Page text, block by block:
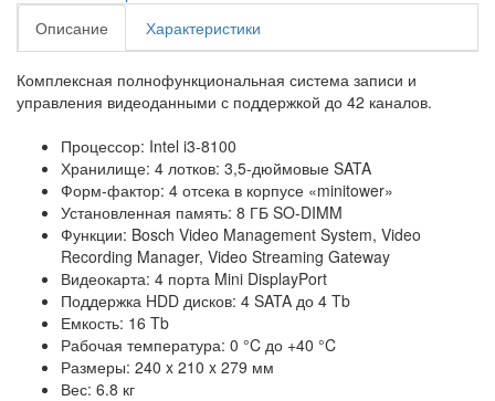
Описание
Характеристики
Комплексная полнофункциональная система записи и
управления видеоданными с поддержкой до 42 каналов.
Процессор: Intel i3-8100
Хранилище: 4 лотков: 3,5-дюймовые SATA
Форм-фактор: 4 отсека в корпусе «minitower»
Установленная память: 8 ГБ SO‑DIMM
Функции: Bosch Video Management System, Video
Recording Manager, Video Streaming Gateway
Видеокарта: 4 порта Mini DisplayPort
Поддержка HDD дисков: 4 SATA до 4 Tb
Емкость: 16 Tb
Рабочая температура: 0 °C до +40 °C
Размеры: 240 x 210 x 279 мм
Вес: 6.8 кг